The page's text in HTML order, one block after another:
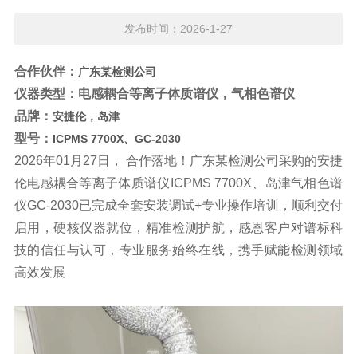
发布时间：2026-1-27
合作伙伴： 广东某检测公司
仪器类型：电感耦合等离子体质谱仪，气相色谱仪
品牌： 安捷伦，岛津
型号： ICPMS 7700X、GC-2030
2026年01月27日， 合作落地！广东某检测公司采购的安捷
伦电感耦合等离子体质谱仪 ICPMS 7700X、岛津气相色谱
仪GC-2030已完成全套安装调试+专业操作培训，顺利交付
启用，硬核仪器就位，精准检测护航，感恩客户对谱标科
技的信任与认可，专业服务始终在线，携手赋能检测领域
高效发展